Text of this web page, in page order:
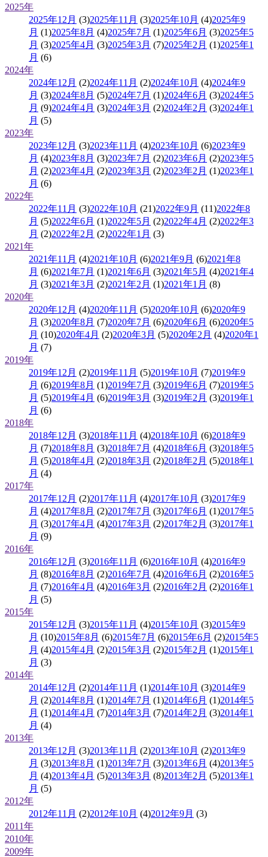
2025年
2025年12月 (3)2025年11月 (3)2025年10月 (4)2025年9
月 (1)2025年8月 (4)2025年7月 (1)2025年6月 (3)2025年5
月 (3)2025年4月 (3)2025年3月 (7)2025年2月 (1)2025年1
月 (6)
2024年
2024年12月 (2)2024年11月 (2)2024年10月 (4)2024年9
月 (3)2024年8月 (5)2024年7月 (1)2024年6月 (3)2024年5
月 (9)2024年4月 (3)2024年3月 (2)2024年2月 (3)2024年1
月 (5)
2023年
2023年12月 (3)2023年11月 (4)2023年10月 (6)2023年9
月 (4)2023年8月 (3)2023年7月 (2)2023年6月 (2)2023年5
月 (2)2023年4月 (2)2023年3月 (2)2023年2月 (1)2023年1
月 (6)
2022年
2022年11月 (3)2022年10月 (21)2022年9月 (11)2022年8
月 (5)2022年6月 (1)2022年5月 (2)2022年4月 (2)2022年3
月 (2)2022年2月 (2)2022年1月 (3)
2021年
2021年11月 (4)2021年10月 (6)2021年9月 (6)2021年8
月 (6)2021年7月 (1)2021年6月 (3)2021年5月 (4)2021年4
月 (3)2021年3月 (2)2021年2月 (1)2021年1月 (8)
2020年
2020年12月 (4)2020年11月 (5)2020年10月 (6)2020年9
月 (3)2020年8月 (7)2020年7月 (6)2020年6月 (6)2020年5
月 (10)2020年4月 (2)2020年3月 (5)2020年2月 (4)2020年1
月 (7)
2019年
2019年12月 (2)2019年11月 (5)2019年10月 (7)2019年9
月 (6)2019年8月 (1)2019年7月 (3)2019年6月 (7)2019年5
月 (5)2019年4月 (6)2019年3月 (3)2019年2月 (3)2019年1
月 (6)
2018年
2018年12月 (3)2018年11月 (4)2018年10月 (6)2018年9
月 (7)2018年8月 (3)2018年7月 (4)2018年6月 (3)2018年5
月 (5)2018年4月 (2)2018年3月 (2)2018年2月 (5)2018年1
月 (4)
2017年
2017年12月 (2)2017年11月 (4)2017年10月 (3)2017年9
月 (4)2017年8月 (2)2017年7月 (3)2017年6月 (1)2017年5
月 (3)2017年4月 (4)2017年3月 (2)2017年2月 (3)2017年1
月 (9)
2016年
2016年12月 (3)2016年11月 (6)2016年10月 (4)2016年9
月 (8)2016年8月 (2)2016年7月 (4)2016年6月 (2)2016年5
月 (7)2016年4月 (4)2016年3月 (2)2016年2月 (2)2016年1
月 (5)
2015年
2015年12月 (3)2015年11月 (4)2015年10月 (3)2015年9
月 (10)2015年8月 (6)2015年7月 (6)2015年6月 (2)2015年5
月 (4)2015年4月 (2)2015年3月 (2)2015年2月 (1)2015年1
月 (3)
2014年
2014年12月 (2)2014年11月 (1)2014年10月 (3)2014年9
月 (2)2014年8月 (1)2014年7月 (1)2014年6月 (1)2014年5
月 (1)2014年4月 (7)2014年3月 (7)2014年2月 (3)2014年1
月 (4)
2013年
2013年12月 (3)2013年11月 (2)2013年10月 (2)2013年9
月 (3)2013年8月 (1)2013年7月 (3)2013年6月 (4)2013年5
月 (4)2013年4月 (5)2013年3月 (8)2013年2月 (5)2013年1
月 (5)
2012年
2012年11月 (2)2012年10月 (4)2012年9月 (3)
2011年
2010年
2009年